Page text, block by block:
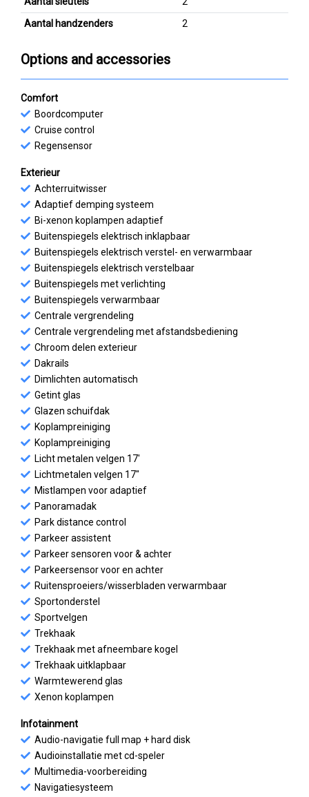
Aantal handzenders
2
Options and accessories
Comfort
Boordcomputer
Cruise control
Regensensor
Exterieur
Achterruitwisser
Adaptief demping systeem
Bi-xenon koplampen adaptief
Buitenspiegels elektrisch inklapbaar
Buitenspiegels elektrisch verstel- en verwarmbaar
Buitenspiegels elektrisch verstelbaar
Buitenspiegels met verlichting
Buitenspiegels verwarmbaar
Centrale vergrendeling
Centrale vergrendeling met afstandsbediening
Chroom delen exterieur
Dakrails
Dimlichten automatisch
Getint glas
Glazen schuifdak
Koplampreiniging
Koplampreiniging
Licht metalen velgen 17'
Lichtmetalen velgen 17"
Mistlampen voor adaptief
Panoramadak
Park distance control
Parkeer assistent
Parkeer sensoren voor & achter
Parkeersensor voor en achter
Ruitensproeiers/wisserbladen verwarmbaar
Sportonderstel
Sportvelgen
Trekhaak
Trekhaak met afneembare kogel
Trekhaak uitklapbaar
Warmtewerend glas
Xenon koplampen
Infotainment
Audio-navigatie full map + hard disk
Audioinstallatie met cd-speler
Multimedia-voorbereiding
Navigatiesysteem